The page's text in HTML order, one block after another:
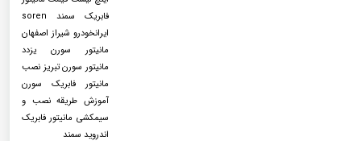
فابریک سمند soren
ایرانخودرو شیراز اصفهان
مانیتور سورن یزدد
مانیتور سورن تبریز نصب
مانیتور فابریک سورن
آموزش طریقه نصب و
سیمکشی مانیتور فابریک
اندروید سمند